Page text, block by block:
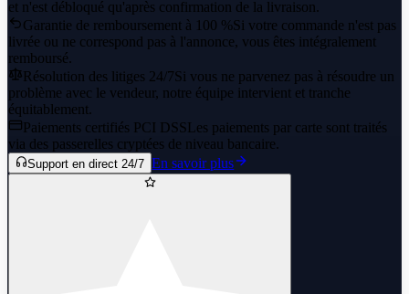
et n'est débloqué qu'après confirmation de la livraison.
Garantie de remboursement à 100 %Si votre commande n'est pas
livrée ou ne correspond pas à l'annonce, vous êtes intégralement
remboursé.
Résolution des litiges 24/7Si vous ne parvenez pas à résoudre un
problème avec le vendeur, notre équipe intervient et tranche
équitablement.
Paiements certifiés PCI DSS Les paiements par carte sont traités
via des passerelles cryptées de niveau bancaire.
Support en direct 24/7 En savoir plus